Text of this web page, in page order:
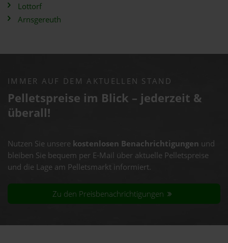
Lottorf
Arnsgereuth
IMMER AUF DEM AKTUELLEN STAND
Pelletspreise im Blick – jederzeit &
überall!
Nutzen Sie unsere kostenlosen Benachrichtigungen und
bleiben Sie bequem per E-Mail über aktuelle Pelletspreise
und die Lage am Pelletsmarkt informiert.
Zu den Preisbenachrichtigungen